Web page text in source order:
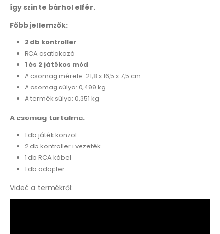
így szinte bárhol elfér.
Főbb jellemzők:
2 db kontroller
RCA csatlakozó
1 és 2 játékos mód
A csomag mérete: 21,8 x 16,5 x 7,5 cm
A csomag súlya: 0,499 kg
A termék súlya: 0,351 kg
A csomag tartalma:
1 db játék konzol
2 db kontroller+vezeték
1 db RCA kábel
1 db adapter
Videó a termékről: